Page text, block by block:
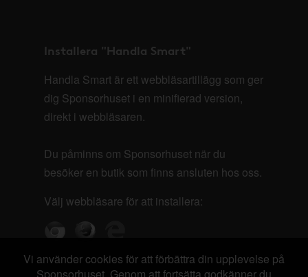
Installera "Handla Smart"
Handla Smart är ett webbläsartillägg som ger
dig Sponsorhuset i en minifierad version,
direkt i webbläsaren.
Du påminns om Sponsorhuset när du
besöker en butik som finns ansluten hos oss.
Välj webbläsare för att installera:
Vi använder cookies för att förbättra din upplevelse på